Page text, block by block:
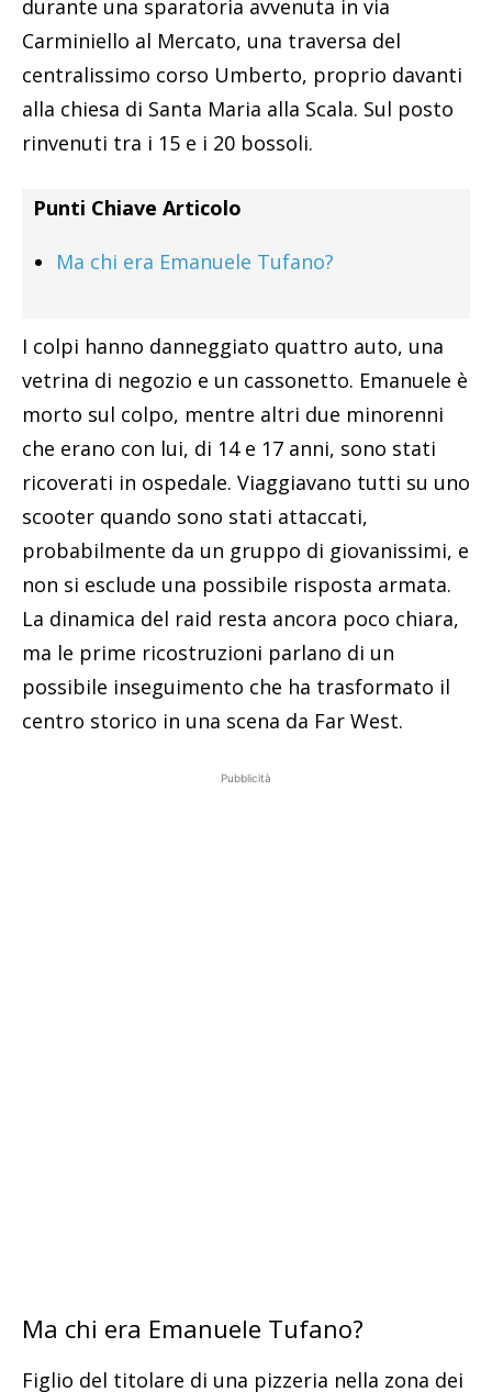
durante una sparatoria avvenuta in via
Carminiello al Mercato, una traversa del
centralissimo corso Umberto, proprio davanti
alla chiesa di Santa Maria alla Scala. Sul posto
rinvenuti tra i 15 e i 20 bossoli.
Punti Chiave Articolo
Ma chi era Emanuele Tufano?
I colpi hanno danneggiato quattro auto, una
vetrina di negozio e un cassonetto. Emanuele è
morto sul colpo, mentre altri due minorenni
che erano con lui, di 14 e 17 anni, sono stati
ricoverati in ospedale. Viaggiavano tutti su uno
scooter quando sono stati attaccati,
probabilmente da un gruppo di giovanissimi, e
non si esclude una possibile risposta armata.
La dinamica del raid resta ancora poco chiara,
ma le prime ricostruzioni parlano di un
possibile inseguimento che ha trasformato il
centro storico in una scena da Far West.
Pubblicità
Ma chi era Emanuele Tufano?
Figlio del titolare di una pizzeria nella zona dei